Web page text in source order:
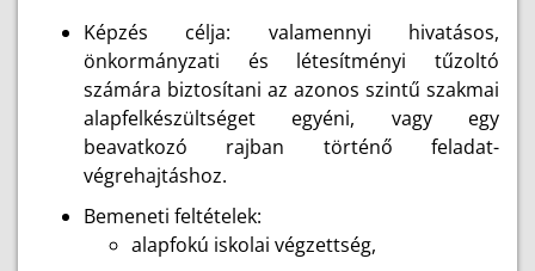
Képzés célja: valamennyi hivatásos,
önkormányzati és létesítményi tűzoltó
számára biztosítani az azonos szintű szakmai
alapfelkészültséget egyéni, vagy egy
beavatkozó rajban történő feladat-
végrehajtáshoz.
Bemeneti feltételek:
alapfokú iskolai végzettség,